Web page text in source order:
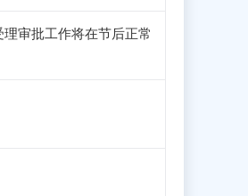
审批工作将在节后正常